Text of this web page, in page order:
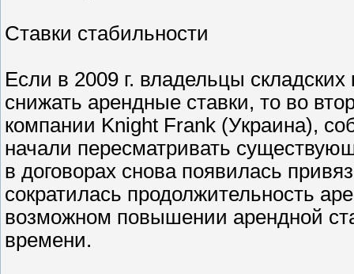
Ставки стабильности
Если в 2009 г. владельцы
снижать арендные ставки, то во
компании Knight Frank (Украина),
начали пересматривать
в договорах снова появилась
сократилась продолжительность
возможном повышении арендной
времени.